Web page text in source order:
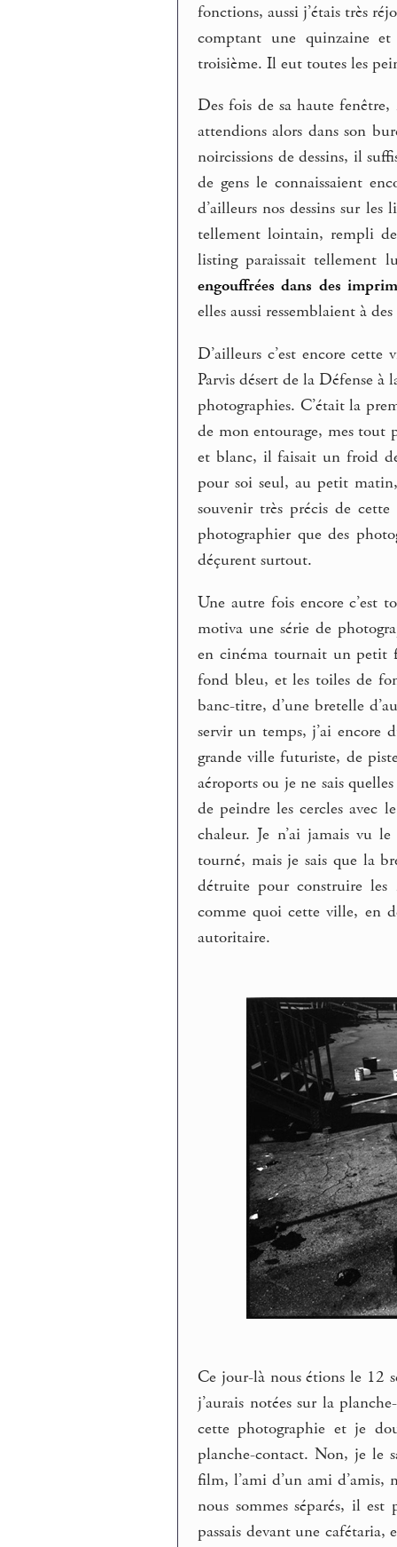
fonctions, aussi j’étais très
comptant une quinzaine
troisième. Il eut toutes les
Des fois de sa haute
attendions alors dans son
noircissions de dessins, il
de gens le connaissaient
d’ailleurs nos dessins sur
tellement lointain, rempli de
listing paraissait tellement
engouffrées dans des
elles aussi ressemblaient à
D’ailleurs c’est encore
Parvis désert de la Défense
photographies. C’était la
de mon entourage, mes tout
et blanc, il faisait un froid
pour soi seul, au petit
souvenir très précis de
photographier que des
déçurent surtout.
Une autre fois encore c’est
motiva une série de
en cinéma tournait un petit
fond bleu, et les toiles de
banc-titre, d’une bretelle
servir un temps, j’ai encore
grande ville futuriste, de
aéroports ou je ne sais
de peindre les cercles avec
chaleur. Je n’ai jamais vu
tourné, mais je sais que la
détruite pour construire les
comme quoi cette ville, en
autoritaire.
Ce jour-là nous étions le 12
j’aurais notées sur la
cette photographie et je
planche-contact. Non, je le
film, l’ami d’un ami d’amis,
nous sommes séparés, il
passais devant une